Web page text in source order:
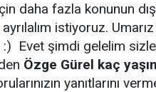
daha fazla konunun
istiyoruz.
:) Evet şimdi gelelim
Özge Gürel kaç
yanıtlarını